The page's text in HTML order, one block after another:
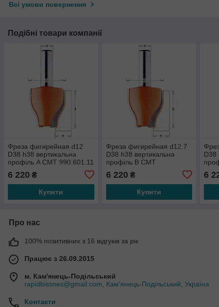
Всі умови повернення
Подібні товари компанії
Фреза фигирейная d12
D38 h38 вертикальна
профіль A СМТ 990.601.11
6 220 ₴
Купити
Фреза фигирейная d12.7
D38 h38 вертикальна
профіль B СМТ
6 220 ₴
Купити
D38
6
Про нас
100% позитивних з 16 відгуків за рік
Працює з 26.09.2015
м. Кам'янець-Подільський
rapidbissnes@gmail.com, Кам'янець-Подільський, Україна
Контакти